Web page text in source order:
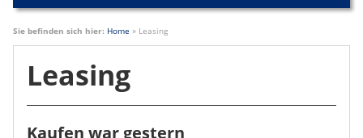
Sie befinden sich hier: Home » Leasing
Leasing
Kaufen war gestern